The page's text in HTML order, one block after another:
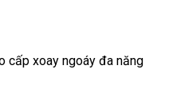
cấp xoay ngoáy đa năng